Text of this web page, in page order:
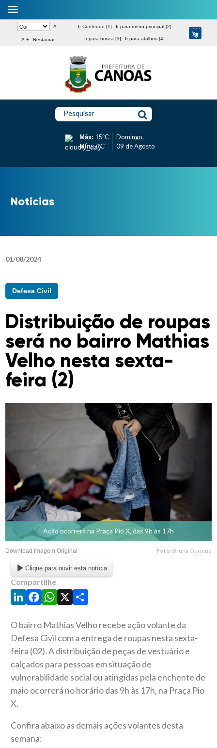
A -
A + Restaurar
Ir Conteudo [1] Ir para menu principal [2]
Ir para busca [3] Ir para atalhos [4]
Pesquisar
Máx: 15°C
Mín:7°C
Domingo,
09 de Agosto
Notícias
01/08/2024
Defesa Civil
Distribuição de roupas
será no bairro Mathias
Velho nesta sexta-
feira (2)
Ação ocorrerá na Praça Pio X, das 9h às 17h
Download Imagem Original Foto: Bruna Ourique
Clique para ouvir esta notícia
Compartilhe
LinkedIn
Facebook
WhatsApp
X Share
O bairro Mathias Velho recebe ação volante da
Defesa Civil com a entrega de roupas nesta sexta-
feira (02). A distribuição de peças de vestuário e
calçados para pessoas em situação de
vulnerabilidade social ou atingidas pela enchente de
maio ocorrerá no horário das 9h às 17h, na Praça Pio
X.
Confira abaixo as demais ações volantes desta
semana: